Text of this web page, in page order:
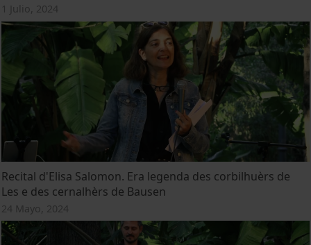
1 Julio, 2024
Recital d'Elisa Salomon. Era legenda des corbilhuèrs de
Les e des cernalhèrs de Bausen
24 Mayo, 2024